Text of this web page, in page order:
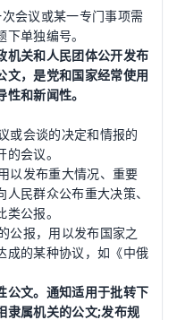
会议或某一专门事项需
单独编号。
关和人民团体公开发布
文，是党和国家经常使用
和新闻性。
会谈的决定和情报的
会议。
发布重大情况、重要
民群众公布重大决策、
公报。
报，用以发布国家之
成的某种协议，如《中俄
文。通知适用于批转下
隶属机关的公文;发布规